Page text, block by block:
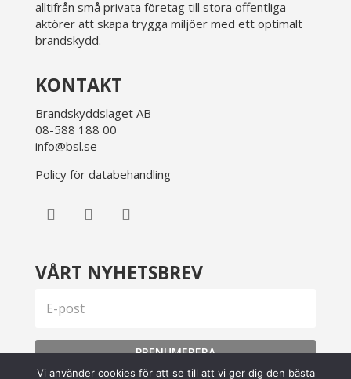
alltifrån små privata företag till stora offentliga
aktörer att skapa trygga miljöer med ett optimalt
brandskydd.
KONTAKT
Brandskyddslaget AB
08-588 188 00
info@bsl.se
Policy för databehandling
VÅRT NYHETSBREV
PRENUMERERA
Vi använder cookies för att se till att vi ger dig den bästa